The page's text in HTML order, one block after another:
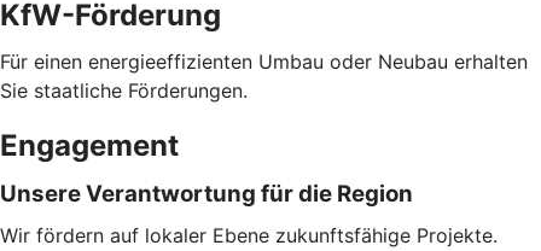
KfW-Förderung
Für einen energieeffizienten Umbau oder Neubau erhalten
Sie staatliche Förderungen.
Engagement
Unsere Verantwortung für die Region
Wir fördern auf lokaler Ebene zukunftsfähige Projekte.